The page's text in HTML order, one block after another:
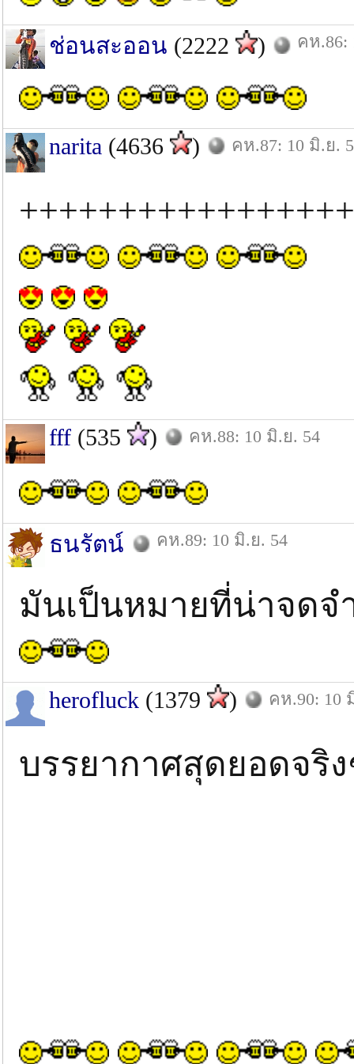
ช่อนสะออน (2222 ) คห.86:
narita (4636 ) คห.87: 10 มิ.ย.
fff (535 ) คห.88: 10 มิ.ย. 54
ธนรัตน์ คห.89: 10 มิ.ย. 54
มันเป็นหมายที่น่าจดจ
herofluck (1379 ) คห.90: 10
บรรยากาศสุดยอดจริ